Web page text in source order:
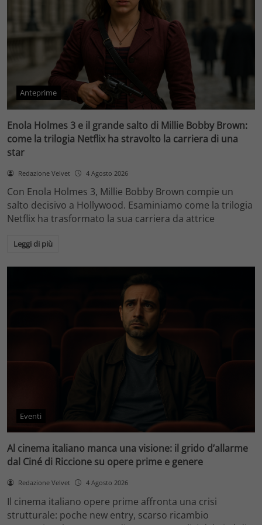
Anteprime
Enola Holmes 3 e il grande salto di Millie Bobby Brown:
come la trilogia Netflix ha stravolto la carriera di una
star
Redazione Velvet 4 Agosto 2026
Con Enola Holmes 3, Millie Bobby Brown compie un
salto decisivo a Hollywood. Esaminiamo come la trilogia
Netflix ha trasformato la sua carriera da attrice
Leggi di più
Eventi
Al cinema italiano manca una visione: il grido d’allarme
dal Ciné di Riccione su opere prime e genere
Redazione Velvet 4 Agosto 2026
Il cinema italiano opere prime affronta una crisi
strutturale: poche new entry, scarso ricambio